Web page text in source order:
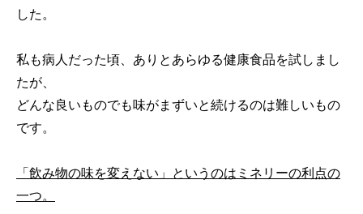
した。
私も病人だった頃、ありとあらゆる健康食品を試しまし
たが、
どんな良いものでも味がまずいと続けるのは難しいもの
です。
「飲み物の味を変えない」というのはミネリーの利点の
一つ。